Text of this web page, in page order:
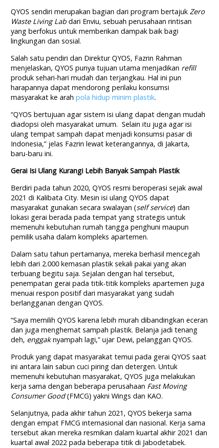
QYOS sendiri merupakan bagian dari program bertajukZero
Waste Living Labdari Enviu, sebuah perusahaan rintisan
yang berfokus untuk memberikan dampak baik bagi
lingkungan dan sosial.
Salah satu pendiri dan Direktur QYOS, Fazrin Rahman
menjelaskan, QYOS punya tujuan utama menjadikan refill
produk sehari-hari mudah dan terjangkau. Hal ini pun
harapannya dapat mendorong perilaku konsumsi
masyarakat ke arahpola hidup minim plastik.
“QYOS bertujuan agar sistem isi ulang dapat dengan mudah
diadopsi oleh masyarakat umum. Selain itu juga agar isi
ulang tempat sampah dapat menjadi konsumsi pasar di
Indonesia,” jelas Fazrin lewat keterangannya, di Jakarta,
baru-baru ini.
Gerai Isi Ulang Kurangi Lebih Banyak Sampah Plastik
Berdiri pada tahun 2020, QYOS resmi beroperasi sejak awal
2021 di Kalibata City. Mesin isi ulang QYOS dapat
masyarakat gunakan secara swalayan (self service) dan
lokasi gerai berada pada tempat yang strategis untuk
memenuhi kebutuhan rumah tangga penghuni maupun
pemilik usaha dalam kompleks apartemen.
Dalam satu tahun pertamanya, mereka berhasil mencegah
lebih dari 2.000 kemasan plastik sekali pakai yang akan
terbuang begitu saja. Sejalan dengan hal tersebut,
penempatan gerai pada titik-titik kompleks apartemen juga
menuai respon positif dari masyarakat yang sudah
berlangganan dengan QYOS.
“Saya memilih QYOS karena lebih murah dibandingkan eceran
dan juga menghemat sampah plastik. Belanja jadi tenang
deh, enggaknyampah lagi,” ujar Dewi, pelanggan QYOS.
Produk yang dapat masyarakat temui pada gerai QYOS saat
ini antara lain sabun cuci piring dan detergen. Untuk
memenuhi kebutuhan masyarakat, QYOS juga melakukan
kerja sama dengan beberapa perusahaan Fast Moving
Consumer Good(FMCG) yakni Wings dan KAO.
Selanjutnya, pada akhir tahun 2021, QYOS bekerja sama
dengan empat FMCG internasional dan nasional. Kerja sama
tersebut akan mereka resmikan dalam kuartal akhir 2021 dan
kuartal awal 2022 pada beberapa titik di Jabodetabek.